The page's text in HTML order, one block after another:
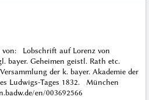
von: Lobschrift auf Lorenz von
bayer. Geheimen geistl. Rath etc.
der k. bayer. Akademie der
Ludwigs-Tages 1832. München
en/003692566